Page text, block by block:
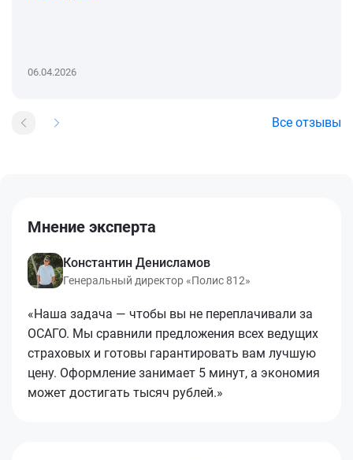
06.04.2026
Все отзывы
Мнение эксперта
Константин Денисламов
Генеральный директор «Полис 812»
«Наша задача — чтобы вы не переплачивали за
ОСАГО. Мы сравнили предложения всех ведущих
страховых и готовы гарантировать вам лучшую
цену. Оформление занимает 5 минут, а экономия
может достигать тысяч рублей.»